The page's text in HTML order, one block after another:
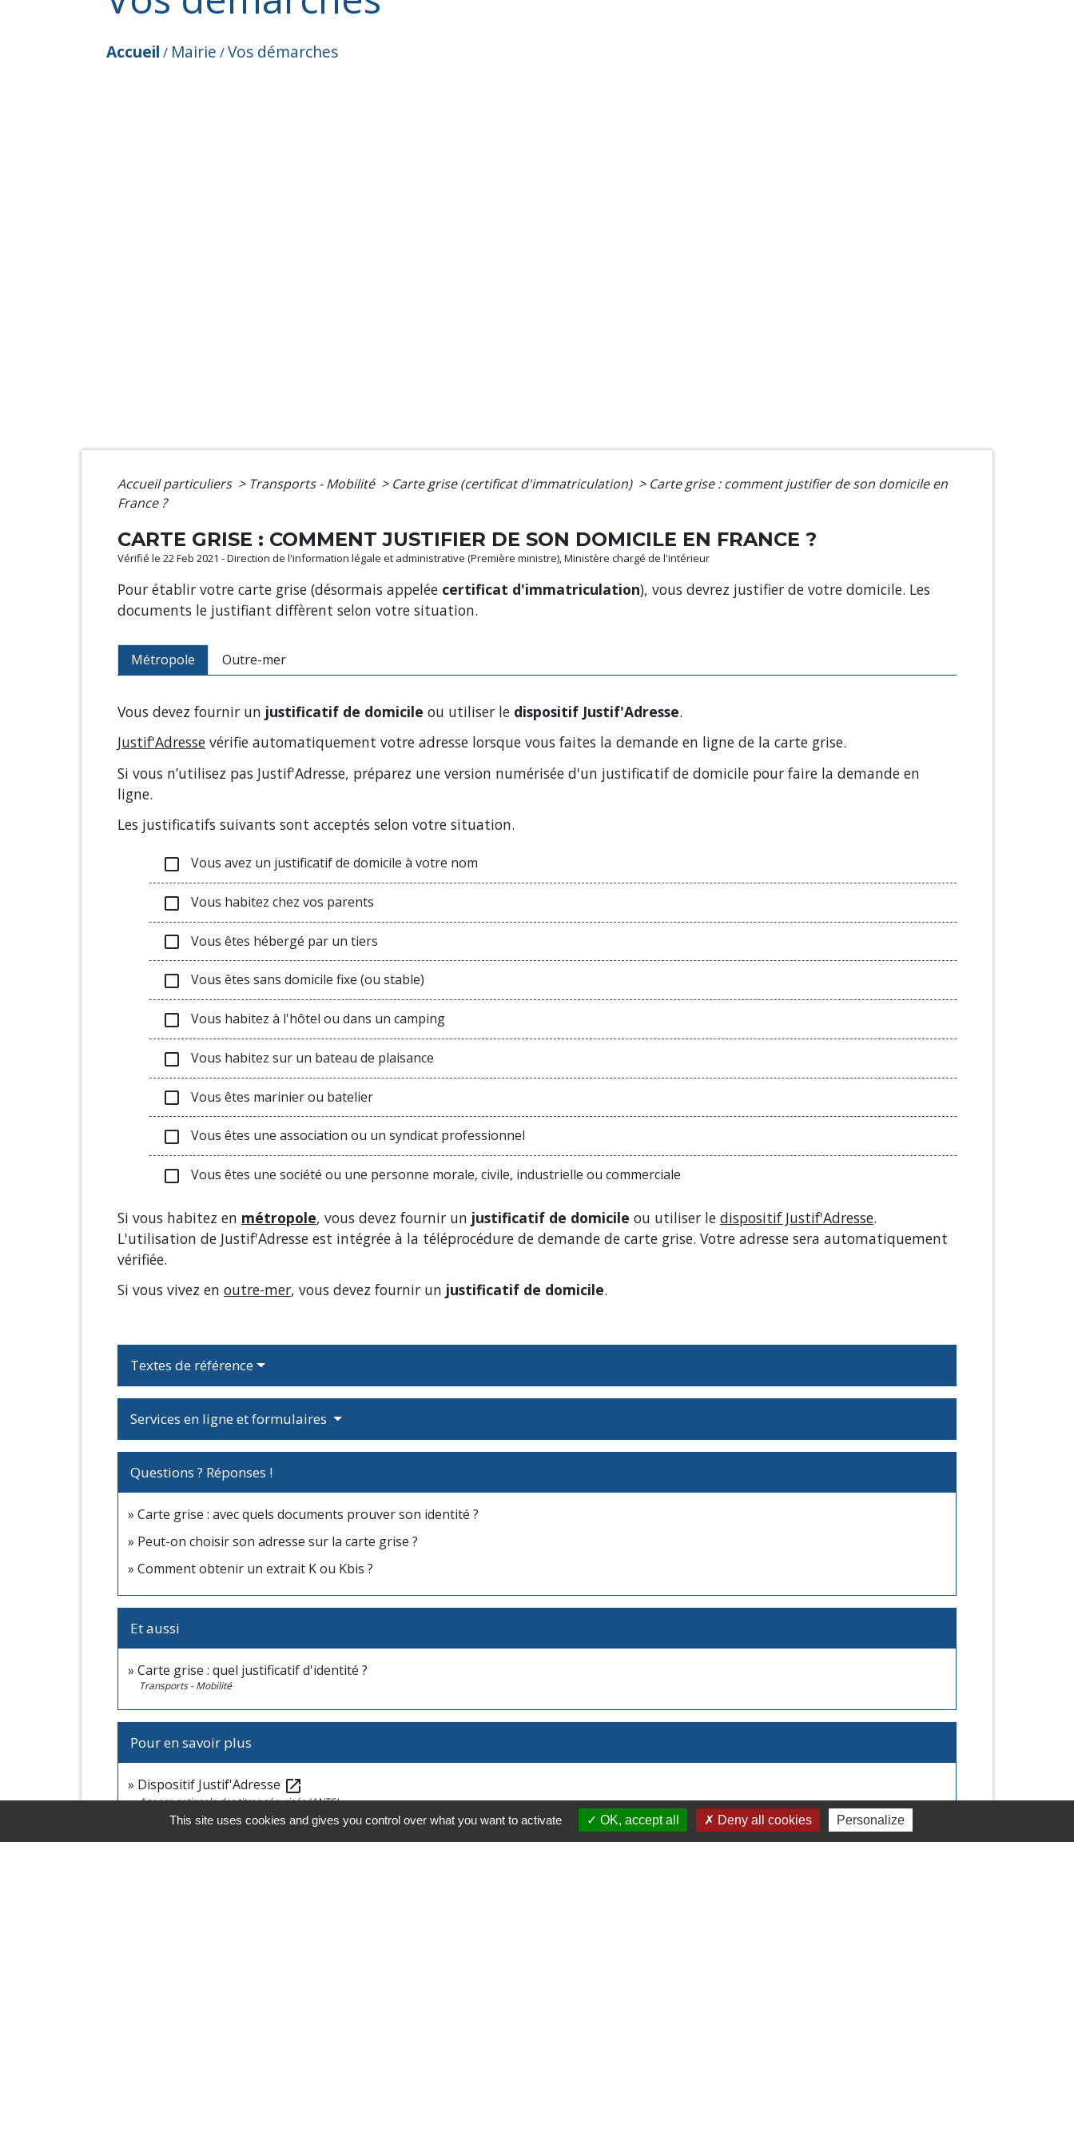
Accueil / Mairie /Vos démarches
Accueil particuliers > Transports - Mobilité > Carte grise (certificat d'immatriculation) > Carte grise : comment justifier de son domicile en
France ?
CARTE GRISE : COMMENT JUSTIFIER DE SON DOMICILE EN FRANCE ?
Vérifié le 22 Feb 2021 - Direction de l'information légale et administrative (Première ministre), Ministère chargé de l'intérieur
Pour établir votre carte grise (désormais appelée certificat d'immatriculation), vous devrez justifier de votre domicile. Les
documents le justifiant diffèrent selon votre situation.
Métropole Outre-mer
Vous devez fournir un justificatif de domicile ou utiliser le dispositif Justif'Adresse.
Justif'Adresse vérifie automatiquement votre adresse lorsque vous faites la demande en ligne de la carte grise.
Si vous n’utilisez pas Justif'Adresse, préparez une version numérisée d'un justificatif de domicile pour faire la demande en
ligne.
Les justificatifs suivants sont acceptés selon votre situation.
check_box_outline_blank Vous avez un justificatif de domicile à votre nom
check_box_outline_blank Vous habitez chez vos parents
check_box_outline_blank Vous êtes hébergé par un tiers
check_box_outline_blank Vous êtes sans domicile fixe (ou stable)
check_box_outline_blank Vous habitez à l'hôtel ou dans un camping
check_box_outline_blank Vous habitez sur un bateau de plaisance
check_box_outline_blank Vous êtes marinier ou batelier
check_box_outline_blank Vous êtes une association ou un syndicat professionnel
check_box_outline_blank Vous êtes une société ou une personne morale, civile, industrielle ou commerciale
Si vous habitez en métropole, vous devez fournir un justificatif de domicile ou utiliser le dispositif Justif'Adresse.
L'utilisation de Justif'Adresse est intégrée à la téléprocédure de demande de carte grise. Votre adresse sera automatiquement
vérifiée.
Si vous vivez en outre-mer, vous devez fournir un justificatif de domicile.
Textes de référence
Services en ligne et formulaires
Questions ? Réponses !
Carte grise : avec quels documents prouver son identité ?
Peut-on choisir son adresse sur la carte grise ?
Comment obtenir un extrait K ou Kbis ?
Et aussi
Carte grise : quel justificatif d'identité ?
Transports - Mobilité
Pour en savoir plus
Dispositif Justif'Adresse open_in_new
Agence nationale des titres sécurisés (ANTS)
Signaler une erreur sur cette page
This site uses cookies and gives you control over what you want to activate OK, accept all Deny all cookies Personalize